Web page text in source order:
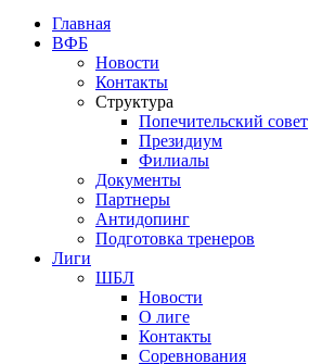
Главная
ВФБ
Новости
Контакты
Структура
Попечительский совет
Президиум
Филиалы
Документы
Партнеры
Антидопинг
Подготовка тренеров
Лиги
ШБЛ
Новости
О лиге
Контакты
Соревнования